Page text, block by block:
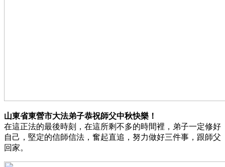
山東省東營市大法弟子恭祝師父中秋快樂！
在這正法的最後時刻，在這所剩不多的時間裡，弟子一定修好
自己，堅定的信師信法，奮起直追，努力做好三件事，跟師父
回家。